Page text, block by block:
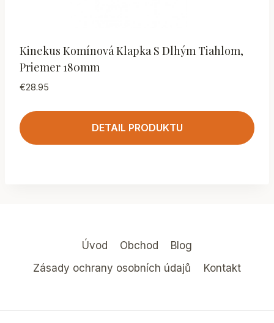
Kinekus Komínová Klapka S Dlhým Tiahlom,
Priemer 180mm
€28.95
DETAIL PRODUKTU
Úvod Obchod
Blog
Zásady ochrany osobních údajů
Kontakt